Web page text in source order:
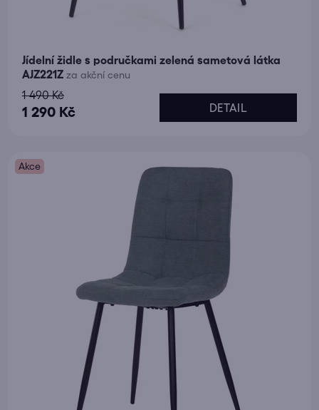
Jídelní židle s područkami zelená sametová látka
AJZ221Z za akční cenu
1 290 Kč
1 490 Kč
DETAIL
Akce